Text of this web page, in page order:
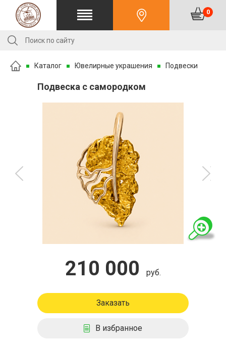
0
Каталог Ювелирные украшения Подвески
Подвеска с самородком
210 000 руб.
Заказать
В избранное